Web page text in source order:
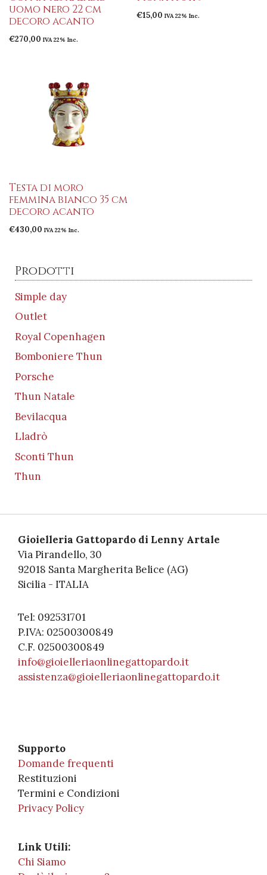
uomo nero 22 cm
decoro acanto
€270,00 IVA 22% Inc.
€15,00 IVA 22% Inc.
Testa di moro
femmina bianco 35 cm
decoro acanto
€430,00 IVA 22% Inc.
Prodotti
Simple day
Outlet
Royal Copenhagen
Bomboniere Thun
Porsche
Thun Natale
Bevilacqua
Lladrò
Sconti Thun
Thun
Gioielleria Gattopardo di Lenny Artale
Via Pirandello, 30
92018 Santa Margherita Belice (AG)
Sicilia - ITALIA
Tel: 092531701
P.IVA: 02500300849
C.F. 02500300849
info@gioielleriaonlinegattopardo.it
assistenza@gioielleriaonlinegattopardo.it
Supporto
Domande frequenti
Restituzioni
Termini e Condizioni
Privacy Policy
Link Utili:
Chi Siamo